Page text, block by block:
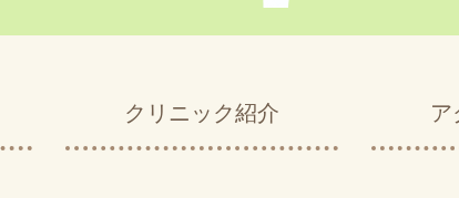
クリニック紹介 ア